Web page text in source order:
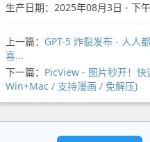
生产日期：2025年08月3日 - 下
上一篇： GPT-5 炸裂发布 - 人人
喜...
下一篇： PicView - 图片秒开！
Win+Mac / 支持漫画 / 免解压)